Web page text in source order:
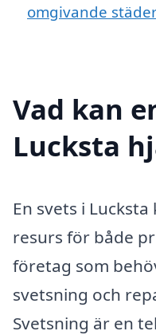
omgivande
Vad kan
Lucksta
En svets i
resurs för både
företag som
svetsning och
Svetsning är en